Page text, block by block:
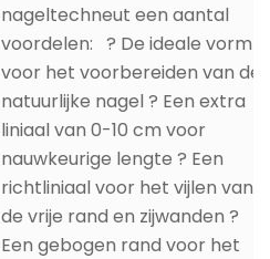
nageltechneut een aantal
voordelen: ? De ideale vorm
voor het voorbereiden van de
natuurlijke nagel ? Een extra
liniaal van 0-10 cm voor
nauwkeurige lengte ? Een
richtliniaal voor het vijlen van
de vrije rand en zijwanden ?
Een gebogen rand voor het